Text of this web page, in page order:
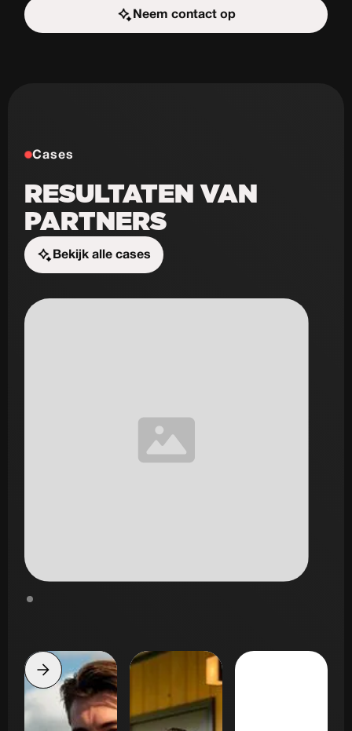
Neem contact op
Start de uitdaging
Cases
RESULTATEN VAN
PARTNERS
Bekijk alle cases
Start de uitdaging